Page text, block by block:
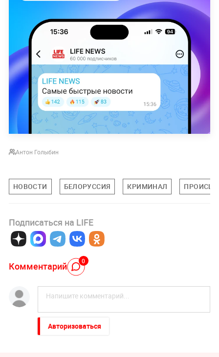
Антон Голыбин
НОВОСТИ БЕЛОРУССИЯ КРИМИНАЛ
Подписаться на LIFE
Комментарий 0
Авторизоваться